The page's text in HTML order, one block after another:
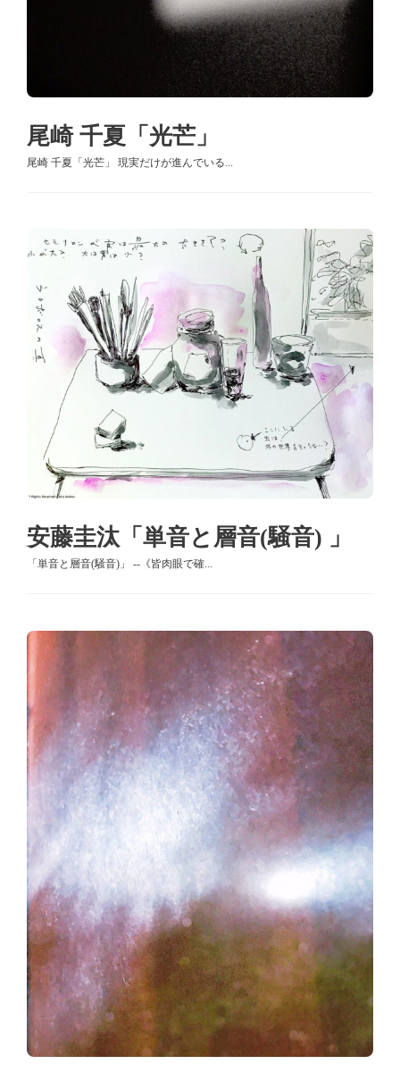
尾崎 千夏「光芒」
尾崎 千夏「光芒」 現実だけが進んでいる...
安藤圭汰「単音と層音(騒音) 」
「単音と層音(騒音)」 --《皆肉眼で確...